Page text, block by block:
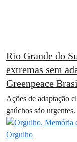
Rio Grande do
extremas sem
Greenpeace
Ações de adaptação
gaúchos são urgentes.